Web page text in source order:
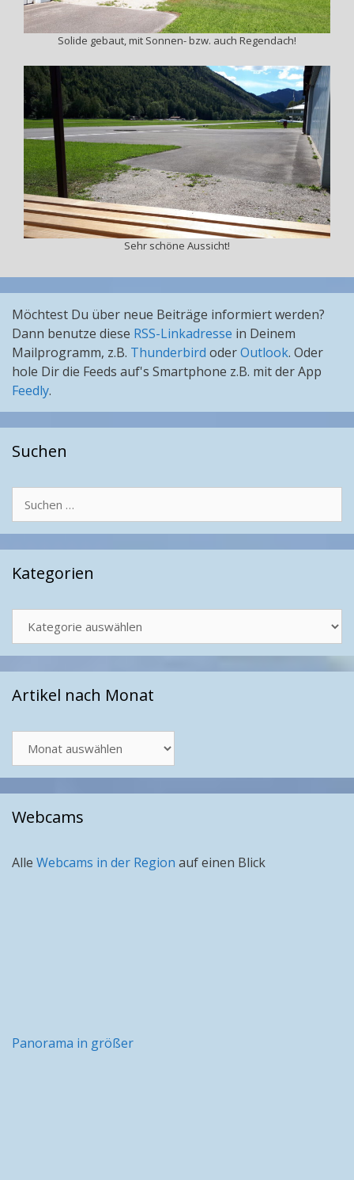
Solide gebaut, mit Sonnen- bzw. auch Regendach!
Sehr schöne Aussicht!
Möchtest Du über neue Beiträge informiert werden?
Dann benutze diese RSS-Linkadresse in Deinem
Mailprogramm, z.B. Thunderbird oderOutlook. Oder
hole Dir die Feeds auf's Smartphone z.B. mit der App
Feedly.
Suchen
Suchen
nach:
Kategorien
Artikel nach Monat
nach
Monat
Webcams
Alle Webcams in der Region auf einen Blick
Panorama in größer